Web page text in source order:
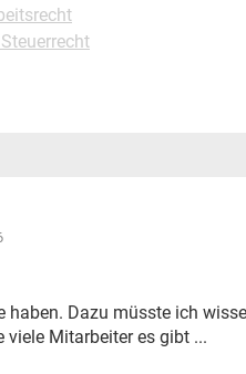
haben. Dazu müsste ich
Mitarbeiter es gibt ...